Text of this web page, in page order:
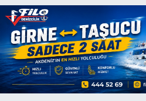
20:13 Gazimağusa'da
barlara yönelik denetim
14:13 KTAMS Genel
Bengihan’dan
hükümet gitmeli”
13:51 HÜR-İŞ Başkanı
Sırasında Fenalaştı
13:28 Meclis kapısında
Sendikalardan